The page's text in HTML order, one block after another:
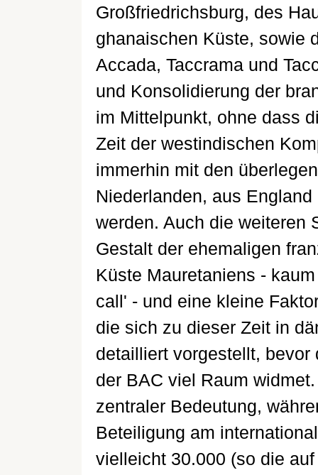
Großfriedrichsburg, des
ghanaischen Küste, sowie
Accada, Taccrama und
und Konsolidierung der
im Mittelpunkt, ohne dass
Zeit der westindischen
immerhin mit den
Niederlanden, aus
werden. Auch die weiteren
Gestalt der ehemaligen
Küste Mauretaniens -
call' - und eine kleine
die sich zu dieser Zeit in
detailliert vorgestellt,
der BAC viel Raum
zentraler Bedeutung,
Beteiligung am
vielleicht 30.000 (so die